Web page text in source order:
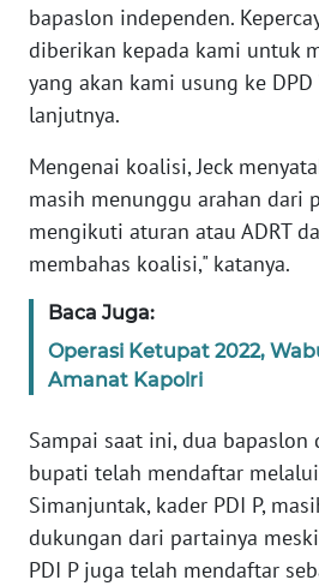
bapaslon independen.
diberikan kepada kami untuk
yang akan kami usung ke DPD
lanjutnya.
Mengenai koalisi, Jeck
masih menunggu arahan dari
mengikuti aturan atau ADRT
membahas koalisi," katanya.
Baca Juga:
Operasi Ketupat 2022,
Amanat Kapolri
Sampai saat ini, dua
bupati telah mendaftar melalui
Simanjuntak, kader PDI P,
dukungan dari partainya
PDI P juga telah mendaftar
WN
JAMBI
WN
NTB
WN
WN
BABEL
WN